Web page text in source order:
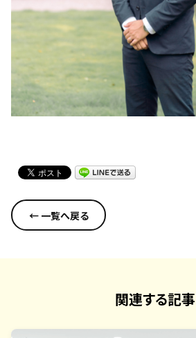
← 一覧へ戻る
関連する記事